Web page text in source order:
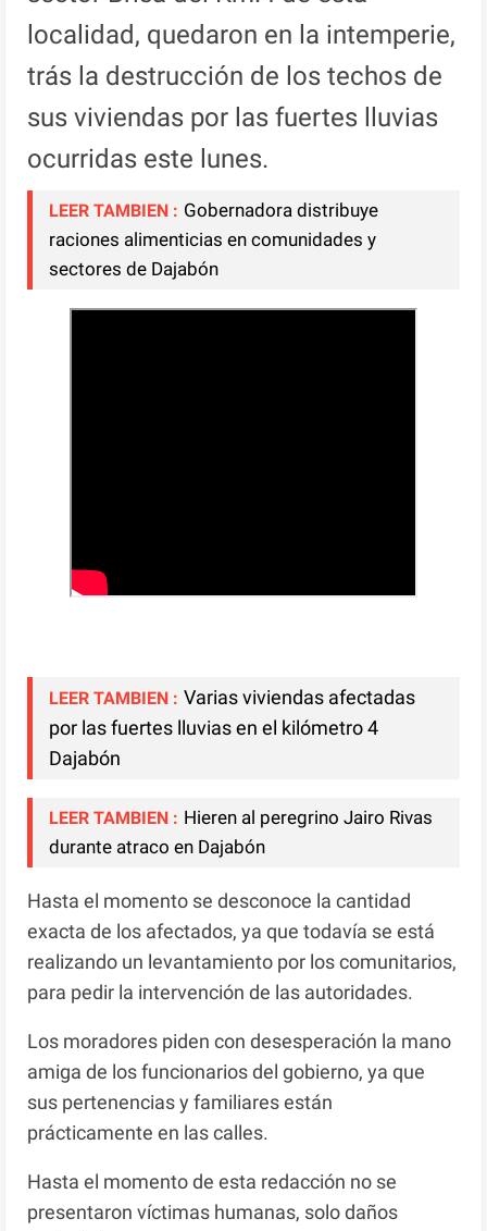
localidad, quedaron en la intemperie,
trás la destrucción de los techos de
sus viviendas por las fuertes lluvias
ocurridas este lunes.
LEER TAMBIEN : Gobernadora distribuye
raciones alimenticias en comunidades y
sectores de Dajabón
LEER TAMBIEN : Varias viviendas afectadas
por las fuertes lluvias en el kilómetro 4
Dajabón
LEER TAMBIEN : Hieren al peregrino Jairo Rivas
durante atraco en Dajabón
Hasta el momento se desconoce la cantidad
exacta de los afectados, ya que todavía se está
realizando un levantamiento por los comunitarios,
para pedir la intervención de las autoridades.
Los moradores piden con desesperación la mano
amiga de los funcionarios del gobierno, ya que
sus pertenencias y familiares están
prácticamente en las calles.
Hasta el momento de esta redacción no se
presentaron víctimas humanas, solo daños